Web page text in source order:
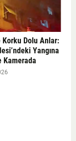
Korku Dolu Anlar:
Yangına
Kamerada